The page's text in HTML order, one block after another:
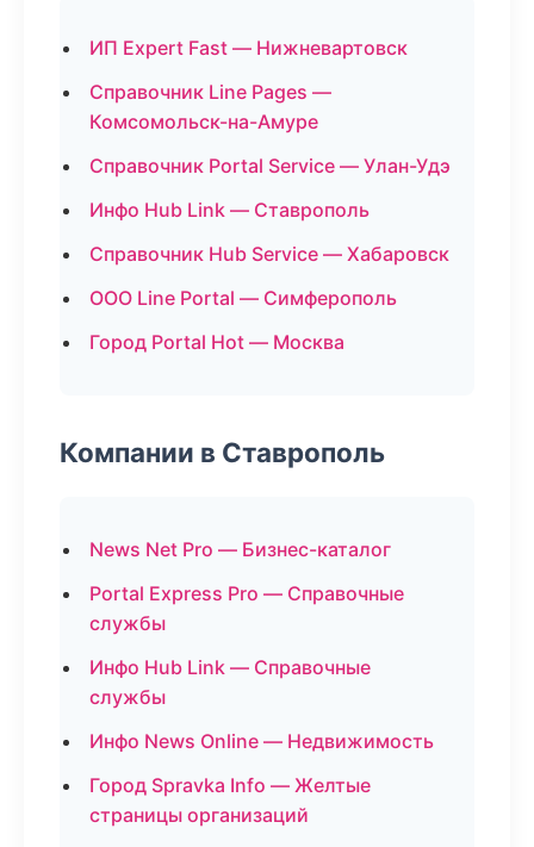
ИП Expert Fast — Нижневартовск
Справочник Line Pages —
Комсомольск-на-Амуре
Справочник Portal Service — Улан-Удэ
Инфо Hub Link — Ставрополь
Справочник Hub Service — Хабаровск
ООО Line Portal — Симферополь
Город Portal Hot — Москва
Компании в Ставрополь
News Net Pro — Бизнес-каталог
Portal Express Pro — Справочные
службы
Инфо Hub Link — Справочные
службы
Инфо News Online — Недвижимость
Город Spravka Info — Желтые
страницы организаций